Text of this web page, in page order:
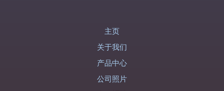
主页
关于我们
产品中心
公司照片